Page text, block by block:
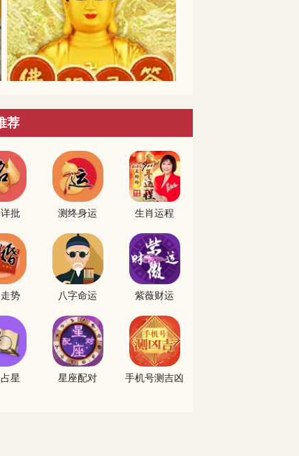
荐
批 测终身运 生肖运程
势 八字命运 紫薇财运
星 星座配对 手机号测吉凶